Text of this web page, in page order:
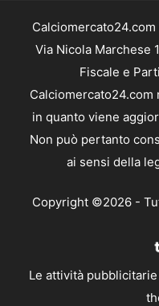
Via Nicola Marchese
Fiscale e
Calciomercato24.com
in quanto viene
Non può pertanto
ai sensi della
Copyright ©2026 -
Le attività